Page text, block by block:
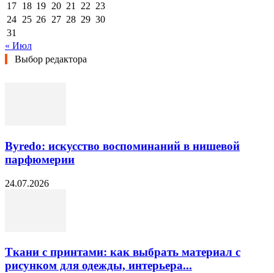
17 18 19 20 21 22 23
24 25 26 27 28 29 30
31
« Июл
Выбор редактора
Byredo: искусство воспоминаний в нишевой
парфюмерии
24.07.2026
Ткани с принтами: как выбрать материал с
рисунком для одежды, интерьера...